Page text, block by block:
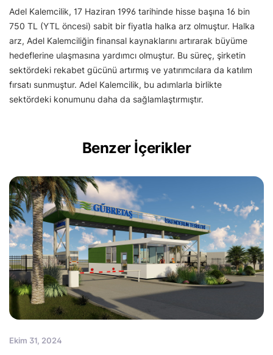
Adel Kalemcilik, 17 Haziran 1996 tarihinde hisse başına 16 bin
750 TL (YTL öncesi) sabit bir fiyatla halka arz olmuştur. Halka
arz, Adel Kalemciliğin finansal kaynaklarını artırarak büyüme
hedeflerine ulaşmasına yardımcı olmuştur. Bu süreç, şirketin
sektördeki rekabet gücünü artırmış ve yatırımcılara da katılım
fırsatı sunmuştur. Adel Kalemcilik, bu adımlarla birlikte
sektördeki konumunu daha da sağlamlaştırmıştır.
Benzer İçerikler
Ekim 31, 2024